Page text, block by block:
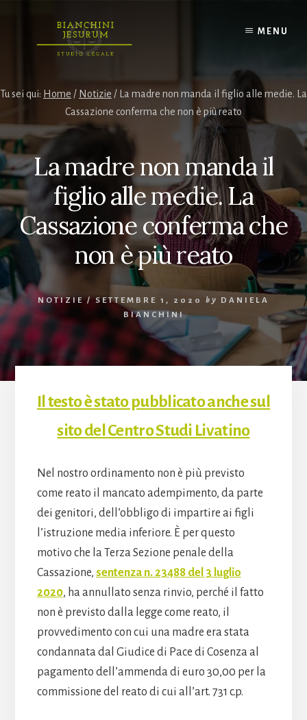
MENU
Tu sei qui: Home / Notizie / La madre non manda il figlio alle medie. La
Cassazione conferma che non è più reato
La madre non manda il
figlio alle medie. La
Cassazione conferma che
non è più reato
NOTIZIE/ SETTEMBRE 1, 2020 by
DANIELA
BIANCHINI
Il testo è stato pubblicato anche sul
sito del Centro Studi Livatino
Nel nostro ordinamento non è più previsto
come reato il mancato adempimento, da parte
dei genitori, dell’obbligo di impartire ai figli
l’istruzione media inferiore. È per questo
motivo che la Terza Sezione penale della
Cassazione, sentenza n. 23488 del 3 luglio
2020, ha annullato senza rinvio, perché il fatto
non è previsto dalla legge come reato, il
provvedimento con cui una madre era stata
condannata dal Giudice di Pace di Cosenza al
pagamento dell’ammenda di euro 30,00 per la
commissione del reato di cui all’art. 731 c.p.